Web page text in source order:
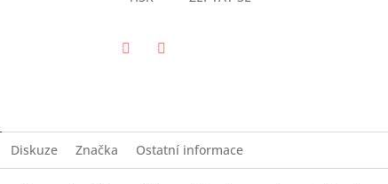
Diskuze Značka Ostatní informace